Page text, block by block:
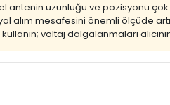
antenin uzunluğu ve pozisyonu
alım mesafesini önemli ölçüde
voltaj dalgalanmaları